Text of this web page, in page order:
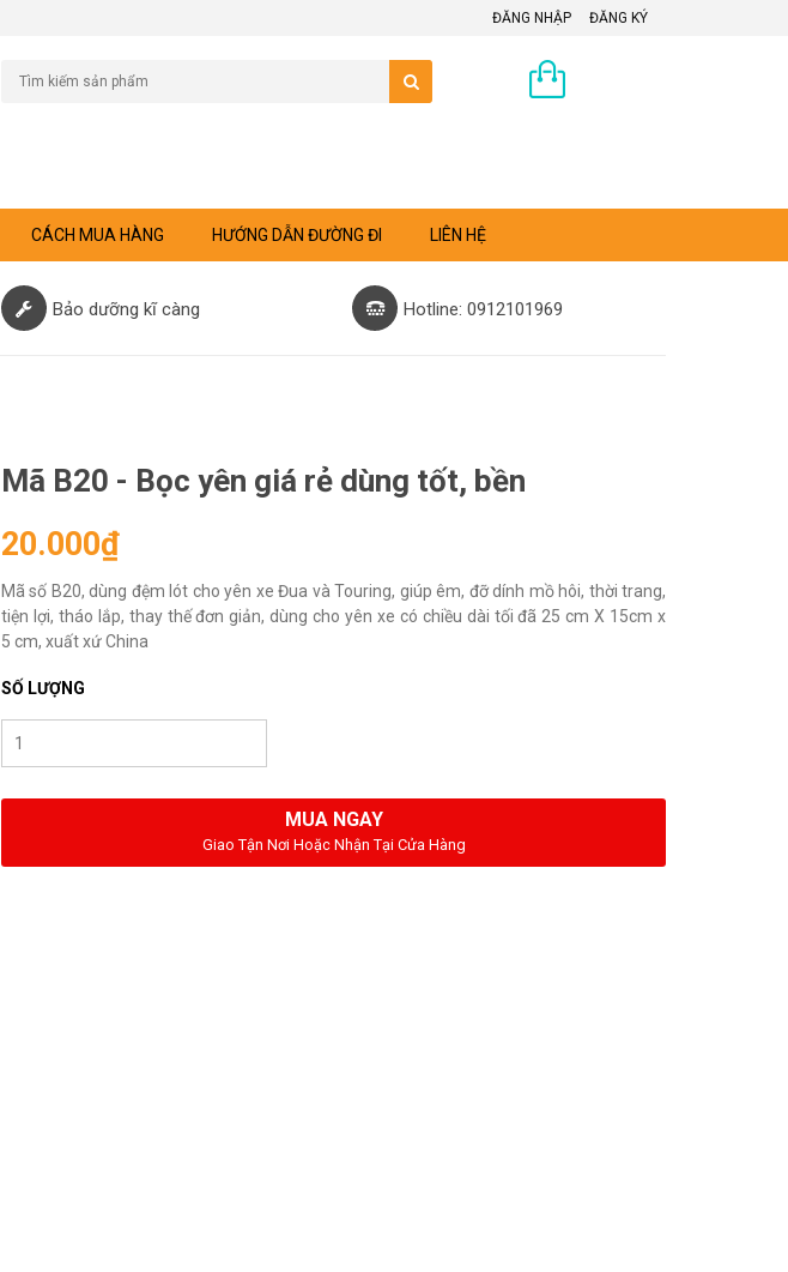
ĐĂNG NHẬP ĐĂNG KÝ
CÁCH MUA HÀNG HƯỚNG DẪN ĐƯỜNG ĐI LIÊN HỆ
Bảo dưỡng kĩ càng Hotline: 0912101969
Mã B20 - Bọc yên giá rẻ dùng tốt, bền
20.000₫
Mã số B20, dùng đệm lót cho yên xe Đua và Touring, giúp êm, đỡ dính mồ hôi, thời trang,
tiện lợi, tháo lắp, thay thế đơn giản, dùng cho yên xe có chiều dài tối đã 25 cm X 15cm x
5 cm, xuất xứ China
SỐ LƯỢNG
MUA NGAY
Giao Tận Nơi Hoặc Nhận Tại Cửa Hàng